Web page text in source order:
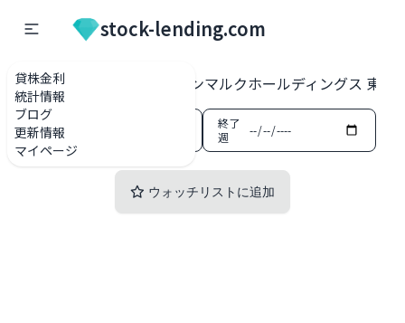
貸株金利
統計情報
ブログ
更新情報
マイページ
stock-lending.com
貸株金利一覧 3395 サンマルクホールディングス 東証
開始
週
終了
週
ウォッチリストに追加